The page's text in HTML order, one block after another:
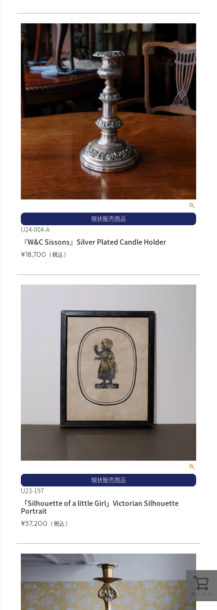
現状販売商品
U24-004-A
『W&C Sissons』Silver Plated Candle Holder
¥18,700 税込
現状販売商品
U23-197
「Silhouette of a little Girl」Victorian Silhouette
Portrait
¥57,200 税込
カートへ